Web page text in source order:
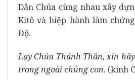
Dân Chúa cùng nhau xây
Kitô và hiệp hành làm
Độ.
Lạy Chúa Thánh Thần, xin
trong ngoài chúng con. (kinh